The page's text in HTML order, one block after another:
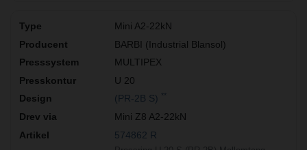
Mini A2-22kN
BARBI (Industrial Blansol)
MULTIPEX
U 20
(PR-2B S)
Mini Z8 A2-22kN
574862 R